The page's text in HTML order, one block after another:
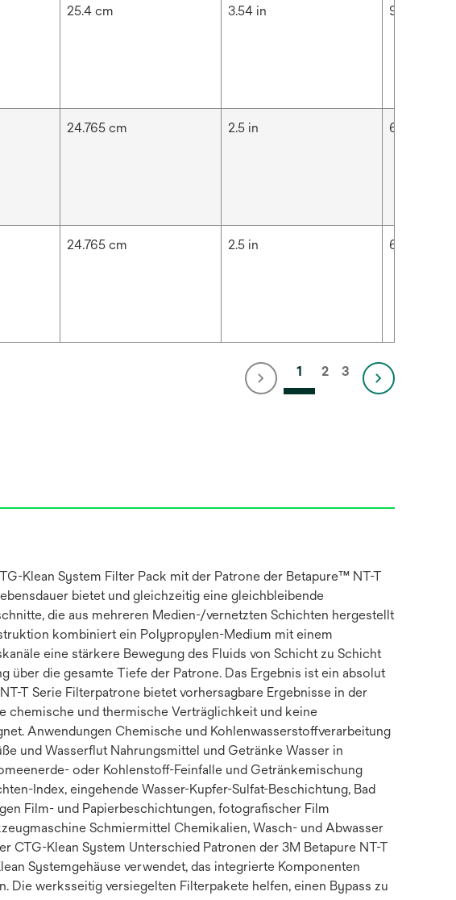
25.4 cm 3.54 in 9 cm
24.765 cm 2.5 in 6.35 cm
24.765 cm 2.5 in 6.35 cm
1 2 3
Klean System Filter Pack mit der Patrone der Betapure™ NT-T
bietet und gleichzeitig eine gleichbleibende
die aus mehreren Medien-/vernetzten Schichten hergestellt
kombiniert ein Polypropylen-Medium mit einem
eine stärkere Bewegung des Fluids von Schicht zu Schicht
die gesamte Tiefe der Patrone. Das Ergebnis ist ein absolut
T Serie Filterpatrone bietet vorhersagbare Ergebnisse in der
chemische und thermische Verträglichkeit und keine
Anwendungen Chemische und Kohlenwasserstoffverarbeitung
und Wasserflut Nahrungsmittel und Getränke Wasser in
oder Kohlenstoff-Feinfalle und Getränkemischung
Index, eingehende Wasser-Kupfer-Sulfat-Beschichtung, Bad
Film- und Papierbeschichtungen, fotografischer Film
Schmiermittel Chemikalien, Wasch- und Abwasser
CTG-Klean System Unterschied Patronen der 3M Betapure NT-T
Systemgehäuse verwendet, das integrierte Komponenten
Die werksseitig versiegelten Filterpakete helfen, einen Bypass zu